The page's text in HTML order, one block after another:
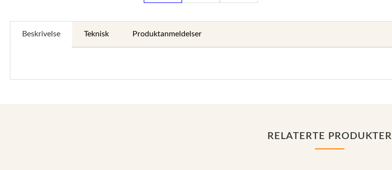
Beskrivelse Teknisk Produktanmeldelser
RELATERTE PRODUKTER